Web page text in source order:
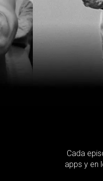
Cada
apps y en